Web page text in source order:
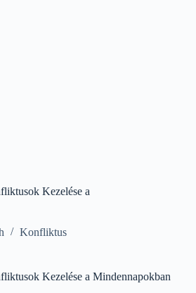
Kezelése a
Konfliktus
Kezelése a Mindennapokban